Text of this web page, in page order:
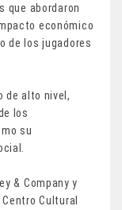
que abordaron
económico
de los jugadores
de alto nivel,
los
su
& Company y
Cultural